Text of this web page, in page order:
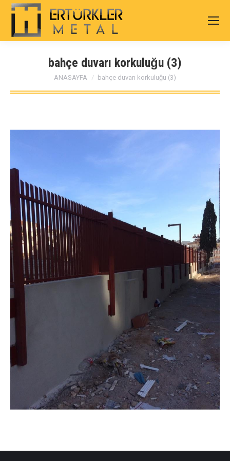
bahçe duvarı korkuluğu (3)
You are here:
ANASAYFA bahçe duvarı korkuluğu (3)